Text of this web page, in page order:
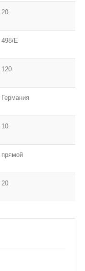
20
498/E
120
Германия
10
прямой
20